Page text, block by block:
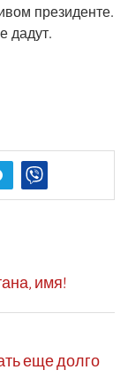
пре­зи­ден­те.
дадут.
имя!
еще долго